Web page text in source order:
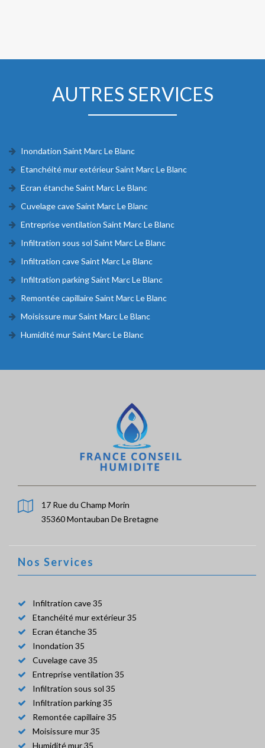
AUTRES SERVICES
Inondation Saint Marc Le Blanc
Etanchéité mur extérieur Saint Marc Le Blanc
Ecran étanche Saint Marc Le Blanc
Cuvelage cave Saint Marc Le Blanc
Entreprise ventilation Saint Marc Le Blanc
Infiltration sous sol Saint Marc Le Blanc
Infiltration cave Saint Marc Le Blanc
Infiltration parking Saint Marc Le Blanc
Remontée capillaire Saint Marc Le Blanc
Moisissure mur Saint Marc Le Blanc
Humidité mur Saint Marc Le Blanc
17 Rue du Champ Morin
35360 Montauban De Bretagne
Nos Services
Infiltration cave 35
Etanchéité mur extérieur 35
Ecran étanche 35
Inondation 35
Cuvelage cave 35
Entreprise ventilation 35
Infiltration sous sol 35
Infiltration parking 35
Remontée capillaire 35
Moisissure mur 35
Humidité mur 35